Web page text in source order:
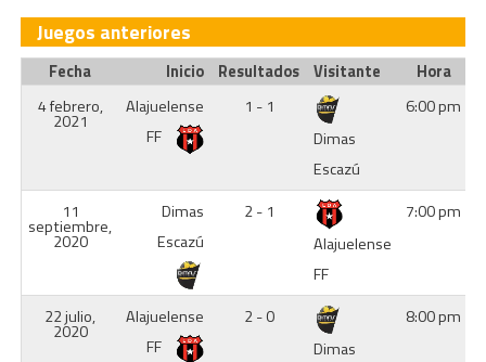
Juegos anteriores
Fecha Inicio Resultados Visitante
Hora
4 febrero,
2021
Alajuelense
FF
1 - 1
Dimas
Escazú
6:00 pm
11
septiembre,
2020
Dimas
Escazú
2 - 1
Alajuelense
FF
7:00 pm
22 julio,
2020
Alajuelense
FF
2 - 0
Dimas
8:00 pm